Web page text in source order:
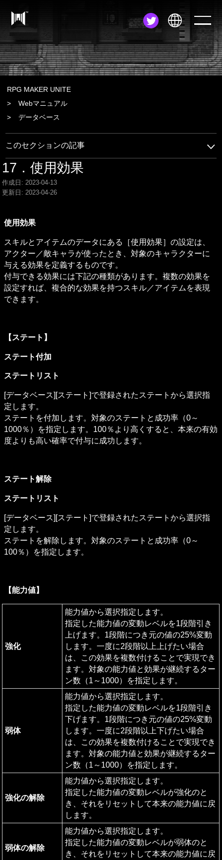
JA
EN
RPG MAKER UNITE
Webマニュアル
データベース
このセクションの記事
17．使用効果
作成日: 2023-04-13
更新日: 2023-04-26
使用効果
スキルとアイテムのデータにある［使用効果］の設定は、
アクター／敵キャラが使ったとき、対象のキャラクターに
与える効果を定義するものです。
付与できる効果には下記の種類があります。複数の効果を
設定すれば、複合的な効果を持つスキル／アイテムを表現
できます。
【ステート】
ステート付加
ステートリスト
[データベース][ステート]で登録されたステートから選択指
定します。
ステートを付加します。対象のステートと成功率（0～
1000％）を指定します。100％より高くすると、本来の有効
度よりも高い確率で付与に成功します。
ステート解除
ステートリスト
[データベース][ステート]で登録されたステートから選択指
定します。
ステートを解除します。対象のステートと成功率（0～
100％）を指定します。
【能力値】
強化
能力値から選択指定します。
指定した能力値の変動レベルを1段階引き
上げます。1段階につき元の値の25%変動
します。一度に2段階以上上げたい場合
は、この効果を複数付けることで実現でき
ます。対象の能力値と効果が継続するター
ン数（1～1000）を指定します。
弱体
能力値から選択指定します。
指定した能力値の変動レベルを1段階引き
下げます。1段階につき元の値の25%変動
します。一度に2段階以上下げたい場合
は、この効果を複数付けることで実現でき
ます。対象の能力値と効果が継続するター
ン数（1～1000）を指定します。
強化の解除
能力値から選択指定します。
指定した能力値の変動レベルが強化のと
き、それをリセットして本来の能力値に戻
します。
弱体の解除
能力値から選択指定します。
指定した能力値の変動レベルが弱体のと
き、それをリセットして本来の能力値に戻